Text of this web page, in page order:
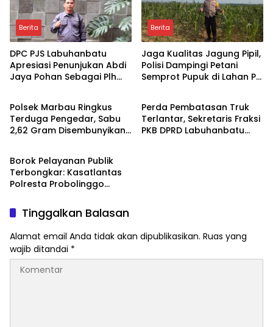
Berita
DPC PJS Labuhanbatu
Apresiasi Penunjukan Abdi
Jaya Pohan Sebagai Plh
Berita
Jaga Kualitas Jagung Pipil,
Polisi Dampingi Petani
Semprot Pupuk di Lahan PT
Berita
Polsek Marbau Ringkus
Terduga Pengedar, Sabu
2,62 Gram Disembunyikan
Berita
Perda Pembatasan Truk
Terlantar, Sekretaris Fraksi
PKB DPRD Labuhanbatu
Berita
Borok Pelayanan Publik
Terbongkar: Kasatlantas
Polresta Probolinggo
Pungli dan Setoran Rutin
Tinggalkan Balasan
Alamat email Anda tidak akan dipublikasikan. Ruas yang
wajib ditandai *